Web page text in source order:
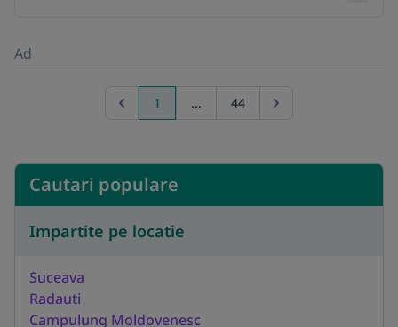
Ad
Previous page
1 ... 44 Go to next page
Cautari populare
Impartite pe locatie
Suceava
Radauti
Campulung Moldovenesc